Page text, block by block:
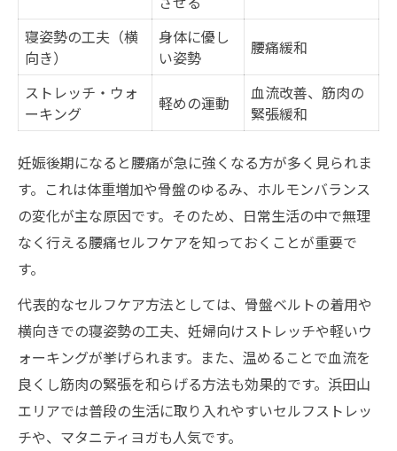
前駆陣痛と腰痛の違いを見分けるポイントを徹
底解説
前駆陣痛と腰痛の症状比較表
妊娠後期に増える腰痛の特徴とは
法
腰痛と陣痛の痛みの違いを知る
産院に相談するべきサインと判断基準
妊婦が知っておきたい腰痛ピーク時期と症状の
腰痛ピーク時期と主な症状早見表
妊娠後期に現れやすい腰痛の傾向
腰痛のピークはいつ？妊婦の疑問に答える
腰痛の症状別セルフケアのポイント
妊婦が注意したい危険な腰痛サイン
寝姿勢の工夫（横
向き）
身体に優し
い姿勢
腰痛緩和
ストレッチ・ウォ
ーキング
軽めの運動
血流改善、筋肉の
緊張緩和
妊娠後期になると腰痛が急に強くなる方が多く見られま
す。これは体重増加や骨盤のゆるみ、ホルモンバランス
の変化が主な原因です。そのため、日常生活の中で無理
なく行える腰痛セルフケアを知っておくことが重要で
す。
代表的なセルフケア方法としては、骨盤ベルトの着用や
横向きでの寝姿勢の工夫、妊婦向けストレッチや軽いウ
ォーキングが挙げられます。また、温めることで血流を
良くし筋肉の緊張を和らげる方法も効果的です。浜田山
エリアでは普段の生活に取り入れやすいセルフストレッ
チや、マタニティヨガも人気です。